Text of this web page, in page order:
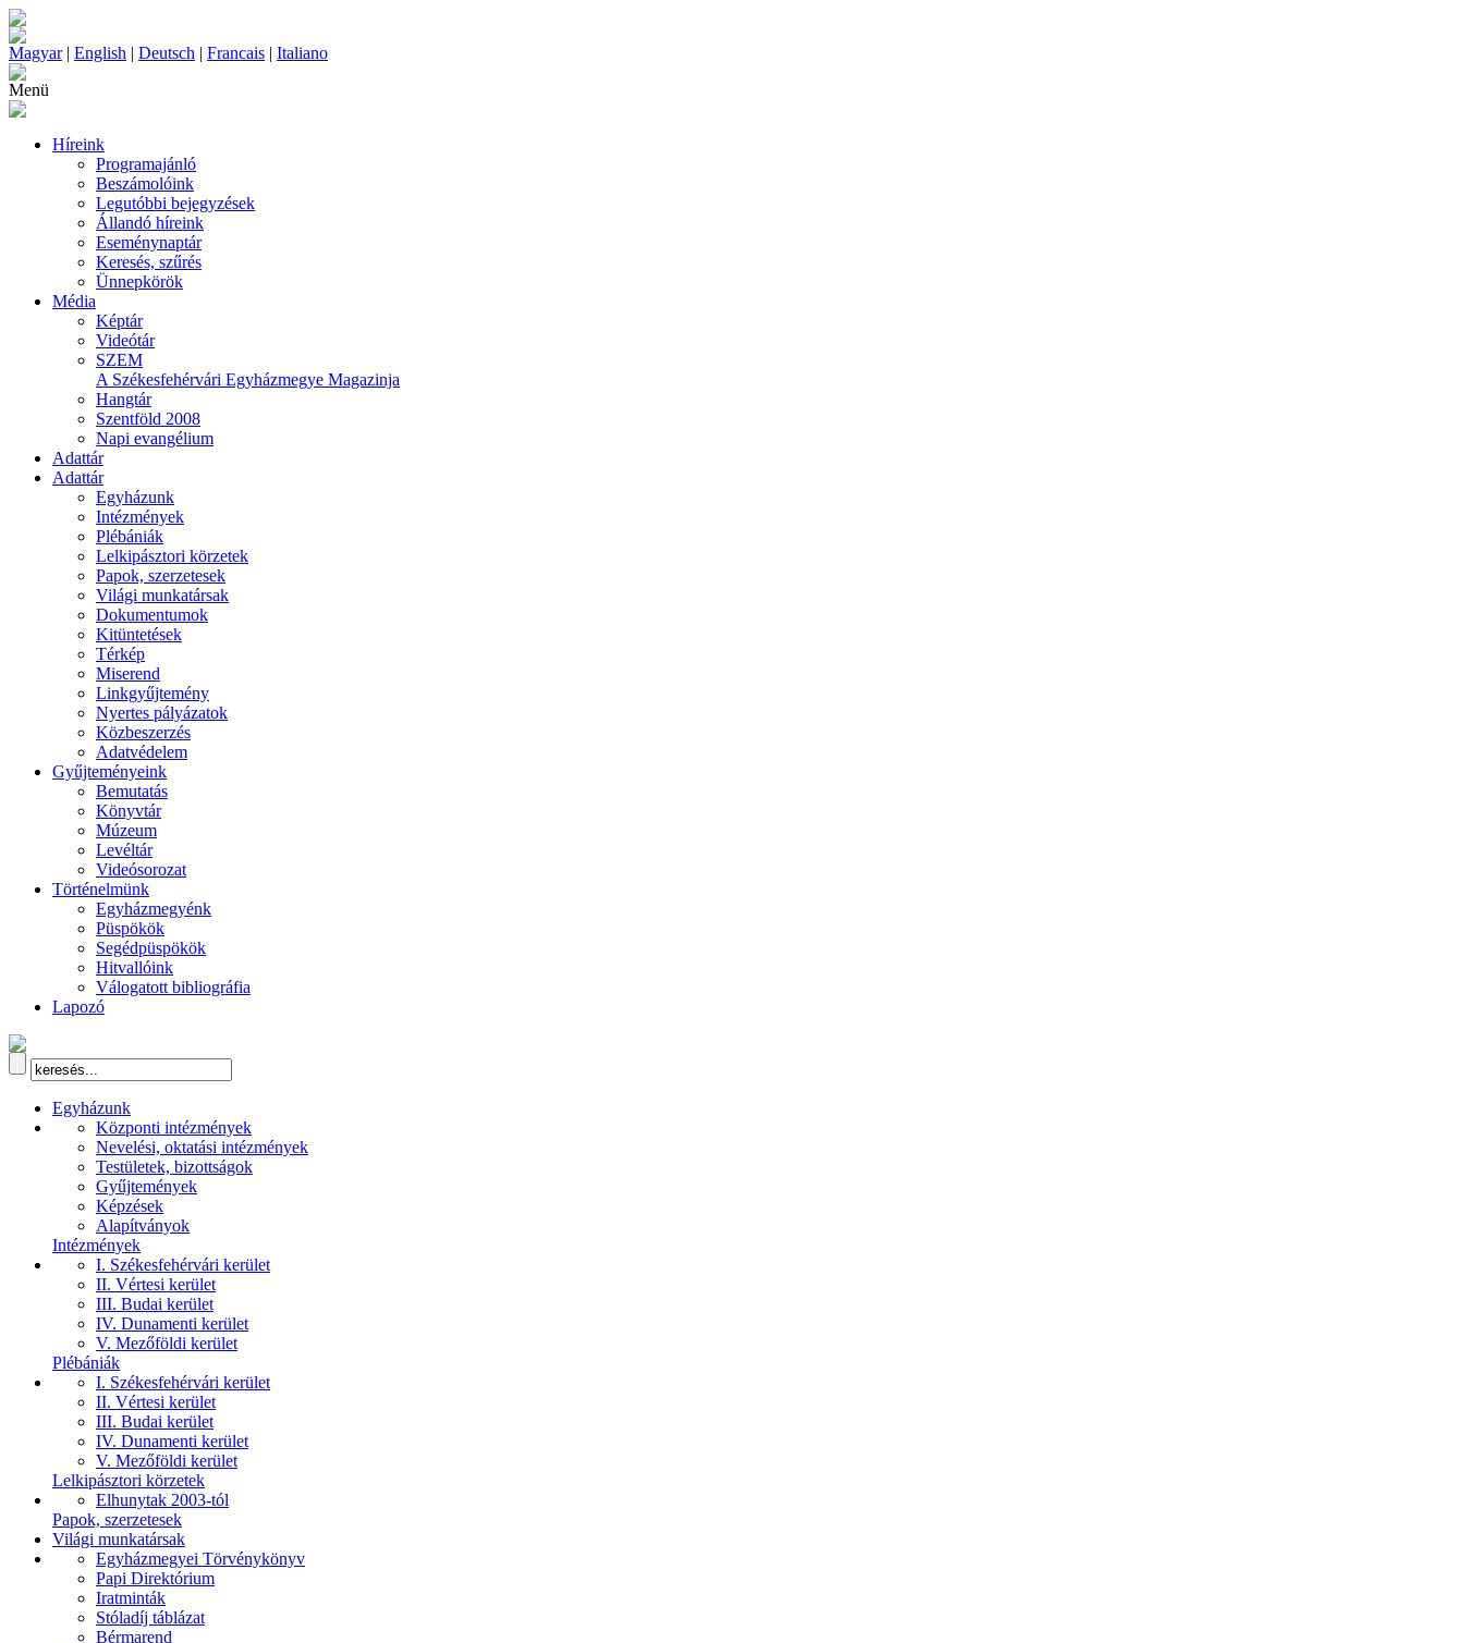
Magyar| English | Deutsch | Francais | Italiano
Menü
Híreink
Programajánló
Beszámolóink
Legutóbbi bejegyzések
Állandó híreink
Eseménynaptár
Keresés, szűrés
Ünnepkörök
Média
Képtár
Videótár
SZEM
A Székesfehérvári Egyházmegye Magazinja
Hangtár
Szentföld 2008
Napi evangélium
Adattár
Adattár
Egyházunk
Intézmények
Plébániák
Lelkipásztori körzetek
Papok, szerzetesek
Világi munkatársak
Dokumentumok
Kitüntetések
Térkép
Miserend
Linkgyűjtemény
Nyertes pályázatok
Közbeszerzés
Adatvédelem
Gyűjteményeink
Bemutatás
Könyvtár
Múzeum
Levéltár
Videósorozat
Történelmünk
Egyházmegyénk
Püspökök
Segédpüspökök
Hitvallóink
Válogatott bibliográfia
Lapozó
Egyházunk
Központi intézmények
Nevelési, oktatási intézmények
Testületek, bizottságok
Gyűjtemények
Képzések
Alapítványok
Intézmények
I. Székesfehérvári kerület
II. Vértesi kerület
III. Budai kerület
IV. Dunamenti kerület
V. Mezőföldi kerület
Plébániák
I. Székesfehérvári kerület
II. Vértesi kerület
III. Budai kerület
IV. Dunamenti kerület
V. Mezőföldi kerület
Lelkipásztori körzetek
Elhunytak 2003-tól
Papok, szerzetesek
Világi munkatársak
Egyházmegyei Törvénykönyv
Papi Direktórium
Iratminták
Stóladíj táblázat
Bérmarend